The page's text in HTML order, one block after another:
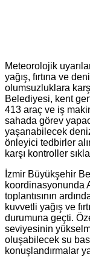
Meteorolojik
yağış, fırtına ve
olumsuzluklara
Belediyesi, kent
413 araç ve iş
sahada görev
yaşanabilecek
önleyici tedbirler
karşı kontroller
İzmir Büyükşehir
koordinasyonunda
toplantısının
kuvvetli yağış ve
durumuna geçti.
seviyesinin
oluşabilecek su
konuşlandırmalar